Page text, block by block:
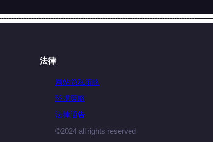
法律
网站隐私策略
环境策略
法律通告
©2024 all rights reserved